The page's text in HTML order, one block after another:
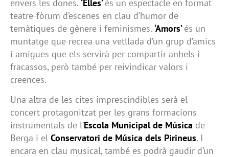
envers les dones. ‘Elles’és un espectacle en format
teatre-fòrum d’escenes en clau d’humor de
temàtiques de gènere i feminismes. ‘Amors’és un
muntatge que recrea una vetllada d’un grup d’amics
i amigues que els servirà per compartir anhels i
fracassos, però també per reivindicar valors i
creences.
Una altra de les cites imprescindibles serà el
concert protagonitzat per les grans formacions
instrumentals de l’Escola Municipal de Música de
Berga i el Conservatori de Música dels Pirineus. I
encara en clau musical, també es podrà gaudir d’un